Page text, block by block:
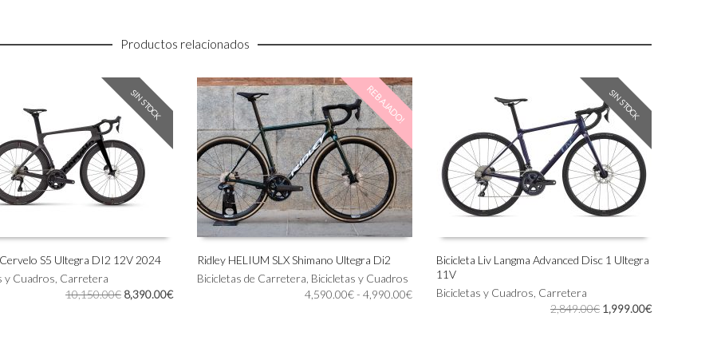
Productos relacionados
SIN STOCK
OPCIONES
S5 Ultegra DI2 12V 2024
y Cuadros Carretera
10,150.00€ El
8,390.00€El
REBAJADO!
SELECCIONAR OPCIONES
Este
Ridley HELIUM SLX Shimano Ultegra Di2
Bicicletas de Carretera Bicicletas y Cuadros
4,590.00€- 4,990.00€Rango
SIN STOCK
Este
producto
Bicicleta Liv Langma Advanced Disc 1 Ultegra
11V
Bicicletas y Cuadros Carretera
2,849.00€ El
1,999.00€El